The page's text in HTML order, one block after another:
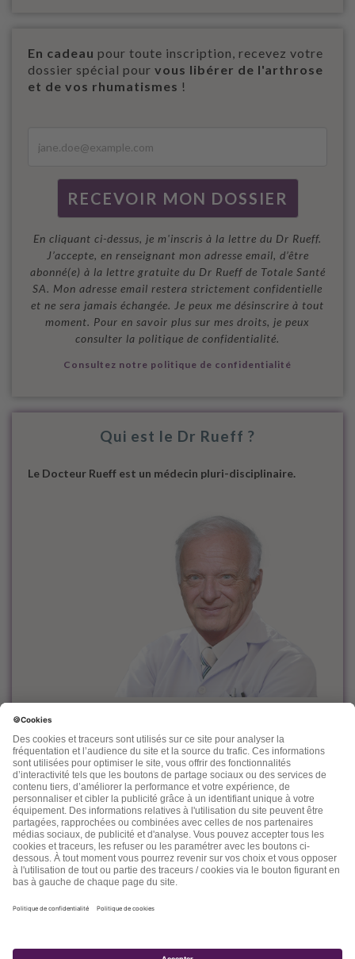
En cadeau pour toute inscription, recevez votre
dossier spécial pour vous libérer de l'arthrose
et de vos rhumatismes !
En cliquant ci-dessus, je m'inscris à la lettre du Dr Rueff.
J’accepte, en renseignant mon adresse email, d’être
abonné(e) à la lettre gratuite du Dr Rueff de Totale Santé
SA. Mon adresse email restera strictement confidentielle
et ne sera jamais échangée. Je peux me désinscrire à tout
moment. Pour en savoir plus sur mes droits, je peux
consulter la politique de confidentialité.
Consultez notre politique de confidentialité
Qui est le Dr Rueff ?
Le Docteur Rueff est un médecin pluri-disciplinaire.
Le docteur Dominique Rueff, diplômé Universitaire de
Cancérologie, est, depuis des années un fervent défenseur
de la prévention et de l'accompagnement nutritionnel et
environnemental des maladies liées à l'âge.
Désireux de découvrir d'autres thérapeutiques et d'en
mesurer les effets, il n'hésite pas à s'ouvrir vers d'autres
connaissances comme la médecine chinoise, l'homéopathie,
la phytothérapie et quelques autres. Dans ses "lettres" il
nous fait partager son expérience, ses connaissances, ses
espoirs et parfois ses doutes.